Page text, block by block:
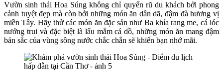
Vườn sinh thái Hoa Súng không chỉ quyến rũ du khách bởi phong
cảnh tuyệt đẹp mà còn bởi những món ăn dân dã, đậm đà hương vị
miền Tây. Hãy thử các món ăn đặc sản như Ba khía rang me, cá lóc
nướng trui và đặc biệt là lẩu mắm cá dồ, những món ăn mang đậm
bản sắc của vùng sông nước chắc chắn sẽ khiến bạn nhớ mãi.